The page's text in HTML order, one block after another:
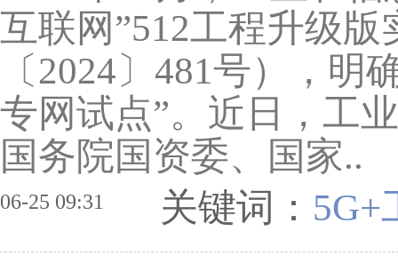
互联网”512工程升级
〔2024〕481号），明
专网试点”。近日，工
国务院国资委、国家..
06-25 09:31 关键词： 5G+